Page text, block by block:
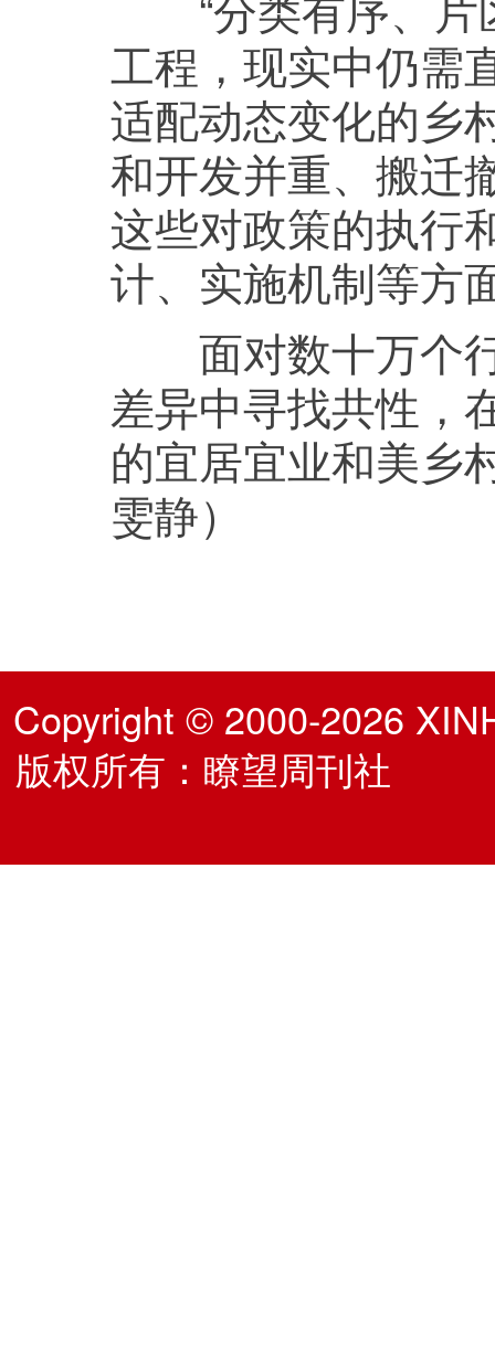
工程，现实中仍需
适配动态变化的乡
和开发并重、搬
这些对政策的执行
计、实施机制等方
面对数十万个行
差异中寻找共性，
的宜居宜业和美乡
雯静）
Copyright © 2000-2026
版权所有：瞭望周刊社